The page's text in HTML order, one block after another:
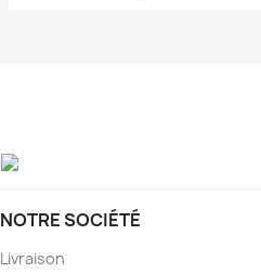
NOTRE SOCIÉTÉ
Livraison